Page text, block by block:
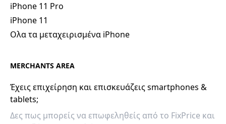
iPhone 11 Pro
iPhone 11
Ολα τα μεταχειρισμένα iPhone
MERCHANTS AREA
Έχεις επιχείρηση και επισκευάζεις smartphones &
tablets;
Δες πως μπορείς να επωφεληθείς από το FixPrice και